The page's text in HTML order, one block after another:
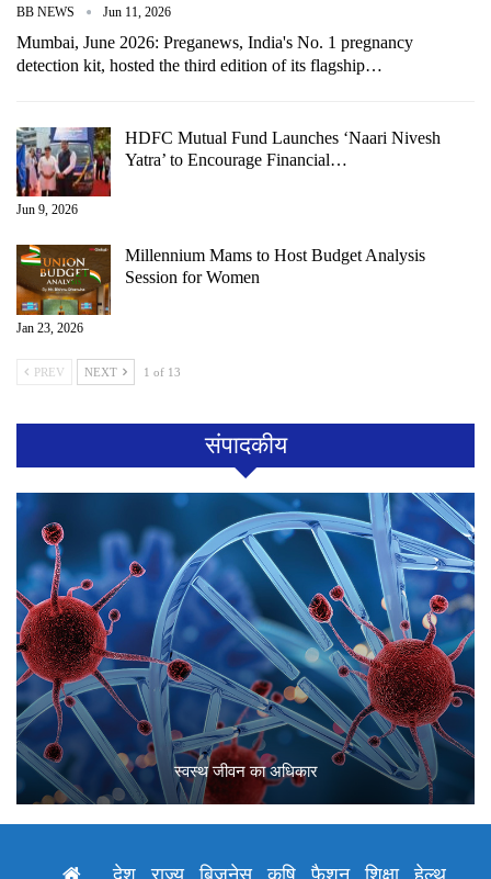
BB NEWS Jun 11, 2026
Mumbai, June 2026: Preganews, India's No. 1 pregnancy
detection kit, hosted the third edition of its flagship…
HDFC Mutual Fund Launches ‘Naari Nivesh
Yatra’ to Encourage Financial…
Jun 9, 2026
Millennium Mams to Host Budget Analysis
Session for Women
Jan 23, 2026
PREV NEXT 1 of 13
संपादकीय
स्वस्थ जीवन का अधिकार
देश राज्य बिजनेस कृषि फैशन शिक्षा हेल्थ